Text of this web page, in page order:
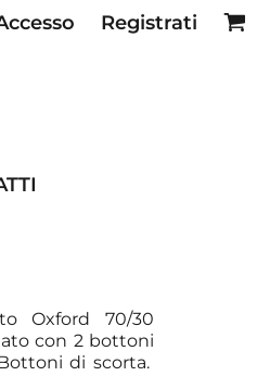
Registrati
Oxford 70/30
con 2 bottoni
di scorta.